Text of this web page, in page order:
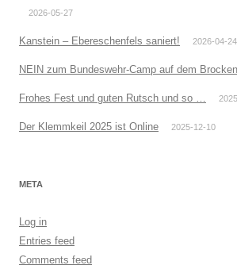
2026-05-27
Kanstein – Ebereschenfels saniert! 2026-04-24
NEIN zum Bundeswehr-Camp auf dem
Frohes Fest und guten Rutsch und so …
Der Klemmkeil 2025 ist Online 2025-12-10
META
Log in
Entries feed
Comments feed